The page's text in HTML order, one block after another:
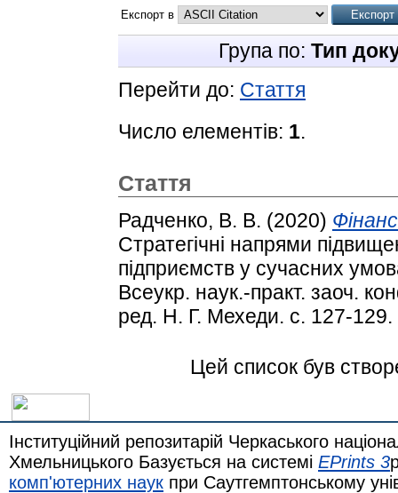
Експорт в
Група по: Тип
Перейти до: Стаття
Число елементів: 1.
Стаття
Радченко, В. В. (2020)
Стратегічні напрями
підприємств у сучасних
Всеукр. наук.-практ. заоч.
ред. Н. Г. Мехеди. с. 127-129.
Цей список був
Інституційний репозитарій Черкаського
Хмельницького Базується на системі EPrints 3
комп'ютерних наук при Саутгемптонському